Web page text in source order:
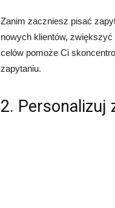
Zanim zaczniesz pisać
nowych klientów,
celów pomoże Ci
zapytaniu.
2. Personalizuj